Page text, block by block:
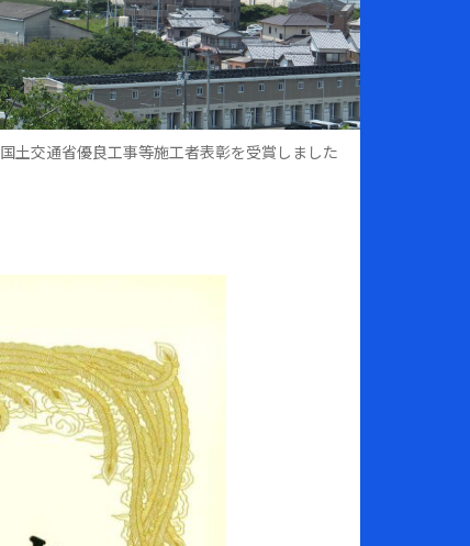
国土交通省優良工事等施工者表彰を受賞しました